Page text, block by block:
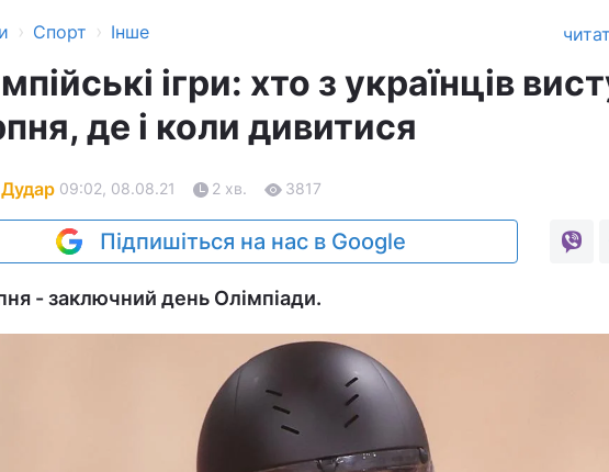
› Спорт › Інше
ігри: хто з українців
де і коли дивитися
09:02, 08.08.21 2 хв. 3817
Підпишіться на нас в Google
- заключний день Олімпіади.